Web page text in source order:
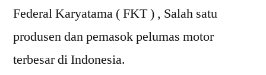
Federal Karyatama ( FKT ) , Salah satu
produsen dan pemasok pelumas motor
terbesar di Indonesia.